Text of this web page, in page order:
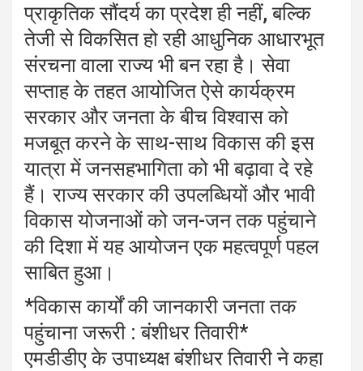
प्राकृतिक सौंदर्य का प्रदेश ही नहीं, बल्कि
तेजी से विकसित हो रही आधुनिक आधारभूत
संरचना वाला राज्य भी बन रहा है। सेवा
सप्ताह के तहत आयोजित ऐसे कार्यक्रम
सरकार और जनता के बीच विश्वास को
मजबूत करने के साथ-साथ विकास की इस
यात्रा में जनसहभागिता को भी बढ़ावा दे रहे
हैं। राज्य सरकार की उपलब्धियों और भावी
विकास योजनाओं को जन-जन तक पहुंचाने
की दिशा में यह आयोजन एक महत्वपूर्ण पहल
साबित हुआ।
*विकास कार्यों की जानकारी जनता तक
पहुंचाना जरूरी : बंशीधर तिवारी*
एमडीडीए के उपाध्यक्ष बंशीधर तिवारी ने कहा